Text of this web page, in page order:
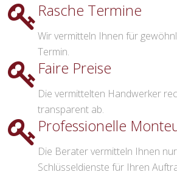
Rasche Termine
Wir vermitteln Ihnen für
Termin.
Faire Preise
Die vermittelten Handwerker
transparent ab.
Professionelle
Die Berater vermitteln Ihnen
Schlüsseldienste für Ihren